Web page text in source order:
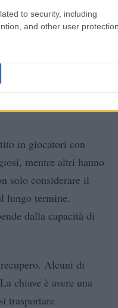
to security, including
and other user protection.
in giocatori con
mentre altri hanno
solo considerare il
lungo termine.
dalla capacità di
Alcuni di
chiave è avere una
trasportare